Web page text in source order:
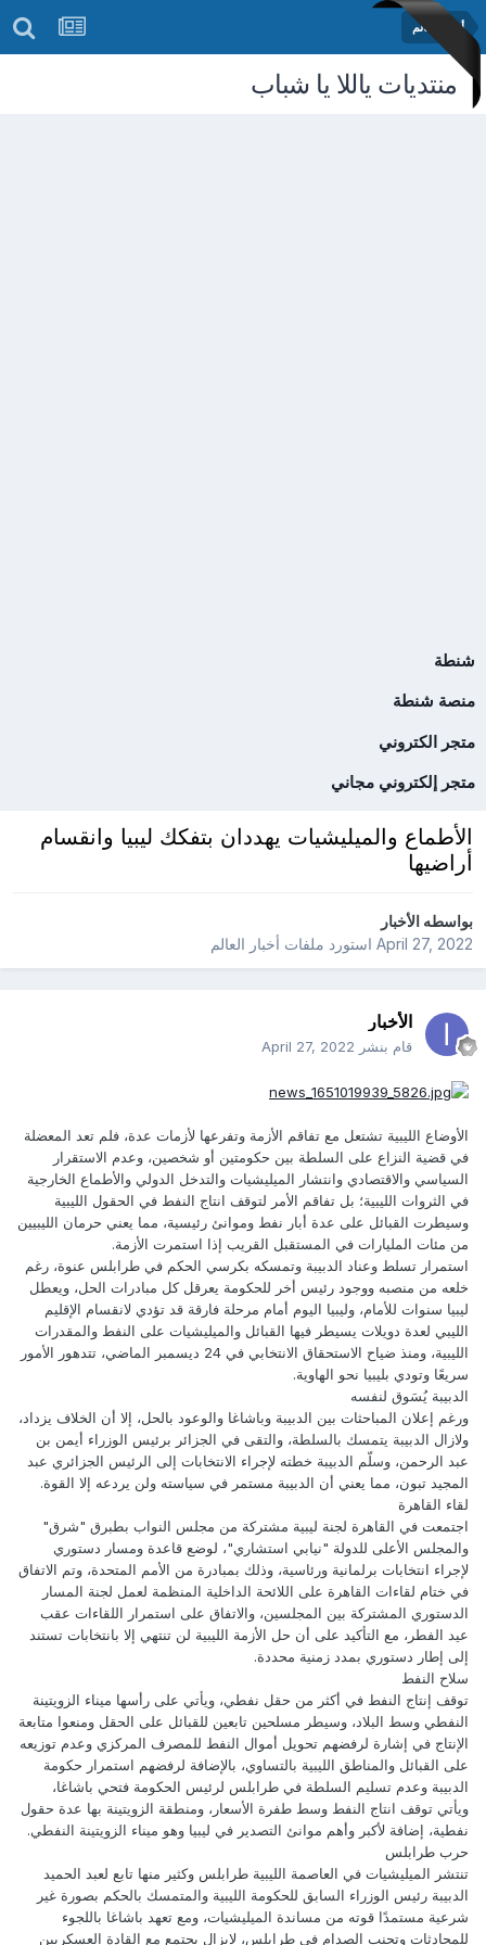
أخبار العالم
منتديات ياللا يا شباب
شنطة
منصة شنطة
متجر الكتروني
متجر إلكتروني مجاني
الأطماع والميليشيات يهددان بتفكك ليبيا وانقسام
أراضيها
بواسطهالأخبار
April 27, 2022استورد ملفات أخبار العالم
الأخبار
قام بنشر April 27, 2022
الأوضاع الليبية تشتعل مع تفاقم الأزمة وتفرعها لأزمات عدة، فلم تعد المعضلة
في قضية النزاع على السلطة بين حكومتين أو شخصين، وعدم الاستقرار
السياسي والاقتصادي وانتشار الميليشيات والتدخل الدولي والأطماع الخارجية
في الثروات الليبية؛ بل تفاقم الأمر لتوقف انتاج النفط في الحقول الليبية
وسيطرت القبائل على عدة أبار نفط وموانئ رئيسية، مما يعني حرمان الليبيين
من مئات المليارات في المستقبل القريب إذا استمرت الأزمة.
استمرار تسلط وعناد الدبيبة وتمسكه بكرسي الحكم في طرابلس عنوة، رغم
خلعه من منصبه ووجود رئيس أخر للحكومة يعرقل كل مبادرات الحل، ويعطل
ليبيا سنوات للأمام، وليبيا اليوم أمام مرحلة فارقة قد تؤدي لانقسام الإقليم
الليبي لعدة دويلات يسيطر فيها القبائل والميليشيات على النفط والمقدرات
الليبية، ومنذ ضياح الاستحقاق الانتخابي في 24 ديسمبر الماضي، تتدهور الأمور
سريعًا وتودي بليبيا نحو الهاوية.
الدبيبة يُسَوق لنفسه
ورغم إعلان المباحثات بين الدبيبة وباشاغا والوعود بالحل، إلا أن الخلاف يزداد،
ولازال الدبيبة يتمسك بالسلطة، والتقى في الجزائر برئيس الوزراء أيمن بن
عبد الرحمن، وسلّم الدبيبة خطته لإجراء الانتخابات إلى الرئيس الجزائري عبد
المجيد تبون، مما يعني أن الدبيبة مستمر في سياسته ولن يردعه إلا القوة.
لقاء القاهرة
اجتمعت في القاهرة لجنة ليبية مشتركة من مجلس النواب بطبرق "شرق"
والمجلس الأعلى للدولة "نيابي استشاري"، لوضع قاعدة ومسار دستوري
لإجراء انتخابات برلمانية ورئاسية، وذلك بمبادرة من الأمم المتحدة، وتم الاتفاق
في ختام لقاءات القاهرة على اللائحة الداخلية المنظمة لعمل لجنة المسار
الدستوري المشتركة بين المجلسين، والاتفاق على استمرار اللقاءات عقب
عيد الفطر، مع التأكيد على أن حل الأزمة الليبية لن تنتهي إلا بانتخابات تستند
إلى إطار دستوري بمدد زمنية محددة.
سلاح النفط
توقف إنتاج النفط في أكثر من حقل نفطي، ويأتي على رأسها ميناء الزويتينة
النفطي وسط البلاد، وسيطر مسلحين تابعين للقبائل على الحقل ومنعوا متابعة
الإنتاج في إشارة لرفضهم تحويل أموال النفط للمصرف المركزي وعدم توزيعه
على القبائل والمناطق الليبية بالتساوي، بالإضافة لرفضهم استمرار حكومة
الدبيبة وعدم تسليم السلطة في طرابلس لرئيس الحكومة فتحي باشاغا،
ويأتي توقف انتاج النفط وسط طفرة الأسعار، ومنطقة الزويتينة بها عدة حقول
نفطية، إضافة لأكبر وأهم موانئ التصدير في ليبيا وهو ميناء الزويتينة النفطي.
حرب طرابلس
تنتشر الميليشيات في العاصمة الليبية طرابلس وكثير منها تابع لعبد الحميد
الدبيبة رئيس الوزراء السابق للحكومة الليبية والمتمسك بالحكم بصورة غير
شرعية مستمدًا قوته من مساندة الميليشيات، ومع تعهد باشاغا باللجوء
للمحادثات وتجنب الصدام في طرابلس، لايزال يجتمع مع القادة العسكريين